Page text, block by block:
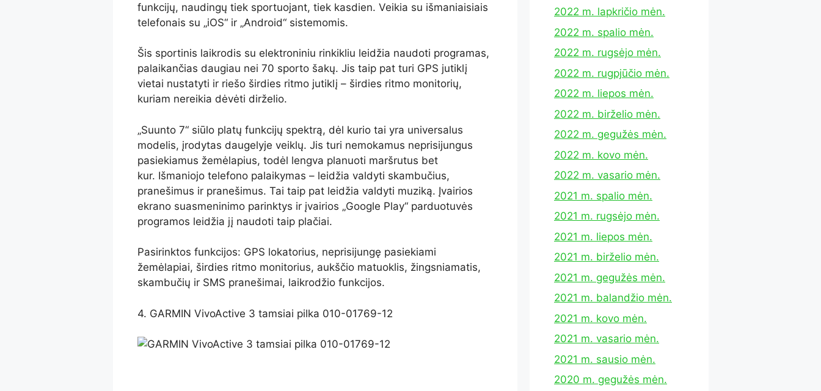
funkcijų, naudingų tiek sportuojant, tiek kasdien. Veikia su išmaniaisiais
telefonais su „iOS“ ir „Android“ sistemomis.
Šis sportinis laikrodis su elektroniniu rinkikliu leidžia naudoti programas,
palaikančias daugiau nei 70 sporto šakų. Jis taip pat turi GPS jutiklį
vietai nustatyti ir riešo širdies ritmo jutiklį – širdies ritmo monitorių,
kuriam nereikia dėvėti dirželio.
„Suunto 7“ siūlo platų funkcijų spektrą, dėl kurio tai yra universalus
modelis, įrodytas daugelyje veiklų. Jis turi nemokamus neprisijungus
pasiekiamus žemėlapius, todėl lengva planuoti maršrutus bet
kur. Išmaniojo telefono palaikymas – leidžia valdyti skambučius,
pranešimus ir pranešimus. Tai taip pat leidžia valdyti muziką. Įvairios
ekrano suasmeninimo parinktys ir įvairios „Google Play“ parduotuvės
programos leidžia jį naudoti taip plačiai.
Pasirinktos funkcijos: GPS lokatorius, neprisijungę pasiekiami
žemėlapiai, širdies ritmo monitorius, aukščio matuoklis, žingsniamatis,
skambučių ir SMS pranešimai, laikrodžio funkcijos.
4. GARMIN VivoActive 3 tamsiai pilka 010-01769-12
2022 m. lapkričio mėn.
2022 m. spalio mėn.
2022 m. rugsėjo mėn.
2022 m. rugpjūčio mėn.
2022 m. liepos mėn.
2022 m. birželio mėn.
2022 m. gegužės mėn.
2022 m. kovo mėn.
2022 m. vasario mėn.
2021 m. spalio mėn.
2021 m. rugsėjo mėn.
2021 m. liepos mėn.
2021 m. birželio mėn.
2021 m. gegužės mėn.
2021 m. balandžio mėn.
2021 m. kovo mėn.
2021 m. vasario mėn.
2021 m. sausio mėn.
2020 m. gegužės mėn.